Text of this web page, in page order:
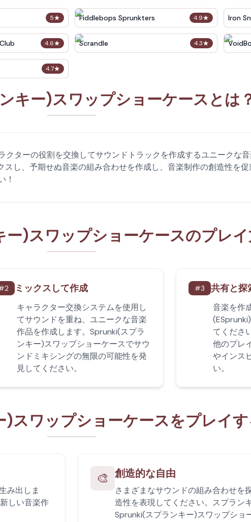
5★ 4.9★
Fiddlebops Sprunkters Iron
4.6★ 4.3★
Scrandle
4.7★
キー)スワップショーケースとは
ターの役割を交換してサウンドトラックを作成するユニークな
し、予期せぬ音楽の組み合わせを作成し、音楽制作の創造性を促
！
)スワップショーケースのプレ
2 ミックスして作成
キャラクター交換システムを使用し
てサウンドを重ね、ユニークな音楽
作品を作成します。Sprunki(スプラ
ンキー)スワップショーケースでサウ
ンドミキシングの無限の可能性を発
見してください。
#3 共有と探
音楽を作
てくださ
他のプレ
やインス
い。
スワップショーケースをプレイ
み出しま
しい音楽作
🎨 創造的な自由
さまざまなサウンドの組み合わせを
造性を表現してください。スプラン
Sprunki(スプランキー)スワップショ